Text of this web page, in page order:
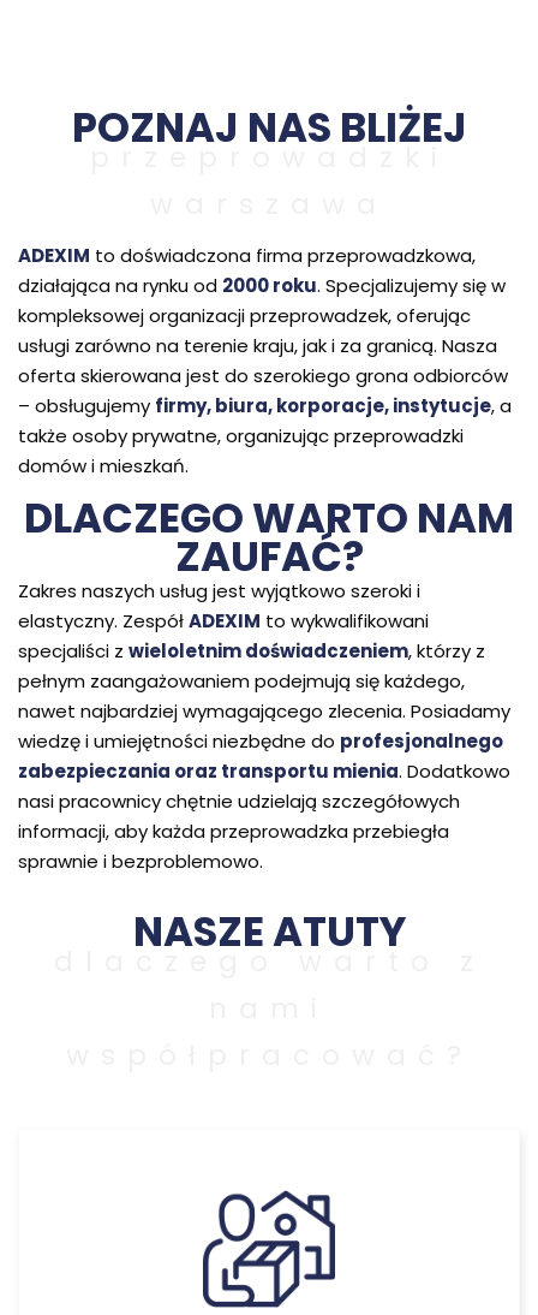
POZNAJ NAS BLIŻEJ
ADEXIM to doświadczona firma przeprowadzkowa,
działająca na rynku od 2000 roku. Specjalizujemy się w
kompleksowej organizacji przeprowadzek, oferując
usługi zarówno na terenie kraju, jak i za granicą. Nasza
oferta skierowana jest do szerokiego grona odbiorców
– obsługujemy firmy, biura, korporacje, instytucje, a
także osoby prywatne, organizując przeprowadzki
domów i mieszkań.
DLACZEGO WARTO NAM
ZAUFAĆ?
Zakres naszych usług jest wyjątkowo szeroki i
elastyczny. ZespółADEXIM to wykwalifikowani
specjaliści z wieloletnim doświadczeniem, którzy z
pełnym zaangażowaniem podejmują się każdego,
nawet najbardziej wymagającego zlecenia. Posiadamy
wiedzę i umiejętności niezbędne do profesjonalnego
zabezpieczania oraz transportu mienia. Dodatkowo
nasi pracownicy chętnie udzielają szczegółowych
informacji, aby każda przeprowadzka przebiegła
sprawnie i bezproblemowo.
NASZE ATUTY